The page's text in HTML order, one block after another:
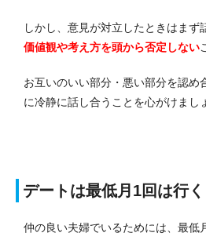
しかし、意見が対立したときはまず
価値観や考え方を頭から否定しない
お互いのいい部分・悪い部分を認め
に冷静に話し合うことを心がけまし
デートは最低月1回は行く
仲の良い夫婦でいるためには、最低